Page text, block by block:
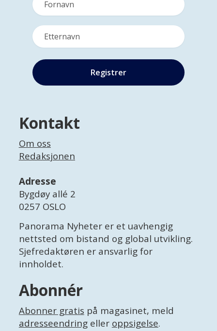
Kontakt
Om oss
Redaksjonen
Adresse
Bygdøy allé 2
0257 OSLO
Panorama Nyheter er et uavhengig
nettsted om bistand og global utvikling.
Sjefredaktøren er ansvarlig for
innholdet.
Abonnér
Abonner gratis på magasinet, meld
adresseendringeller oppsigelse.